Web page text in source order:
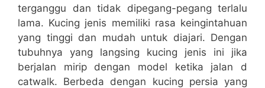
terganggu dan tidak dipegang-pegang terlalu
lama. Kucing jenis memiliki rasa keingintahuan
yang tinggi dan mudah untuk diajari. Dengan
tubuhnya yang langsing kucing jenis ini jika
berjalan mirip dengan model ketika jalan d
catwalk. Berbeda dengan kucing persia yang